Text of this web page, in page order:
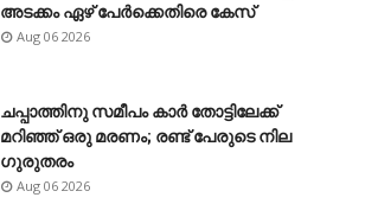
അടക്കം ഏഴ് പേർക്കെതിരെ കേസ്
Aug 06 2026
ചപ്പാത്തിനു സമീപം കാർ തോട്ടിലേക്ക്
മറിഞ്ഞ് ഒരു മരണം; രണ്ട് പേരുടെ നില
ഗുരുതരം
Aug 06 2026